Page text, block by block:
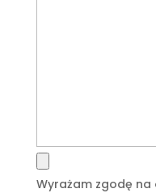
Wyrażam zgodę